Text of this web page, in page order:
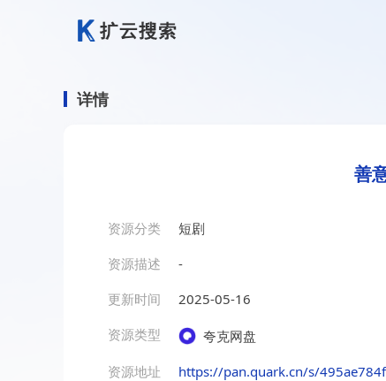
详情
善
资源分类
短剧
资源描述
-
更新时间
2025-05-16
资源类型
夸克网盘
资源地址
https://pan.quark.cn/s/